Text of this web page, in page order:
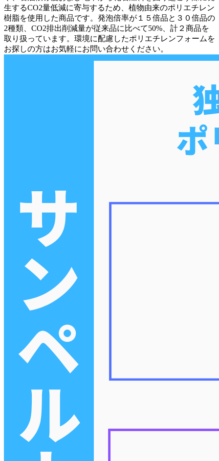
生するCO2量低減に寄与するため、植物由来のポリエチレン
樹脂を使用した商品です。発泡倍率が１５倍品と３０倍品の
2種類、CO2排出削減量が従来品に比べて50%、計２商品を
取り扱っています。環境に配慮したポリエチレンフォームを
お探しの方はお気軽にお問い合わせください。